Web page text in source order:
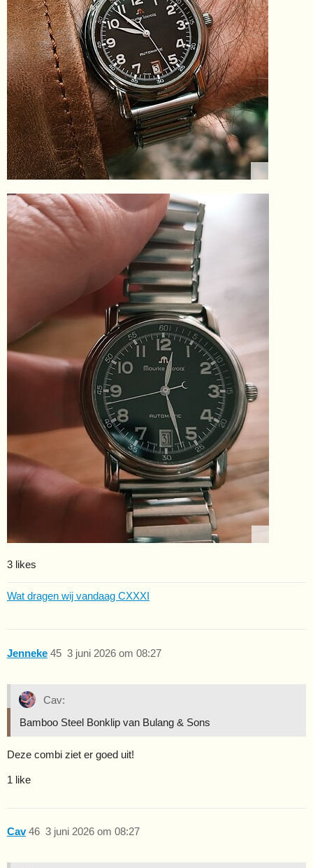
3 likes
Wat dragen wij vandaag CXXXI
Jenneke 3 juni 2026 om 08:27
45
Cav:
Bamboo Steel Bonklip van Bulang & Sons
Deze combi ziet er goed uit!
1 like
Cav 3 juni 2026 om 08:27
46